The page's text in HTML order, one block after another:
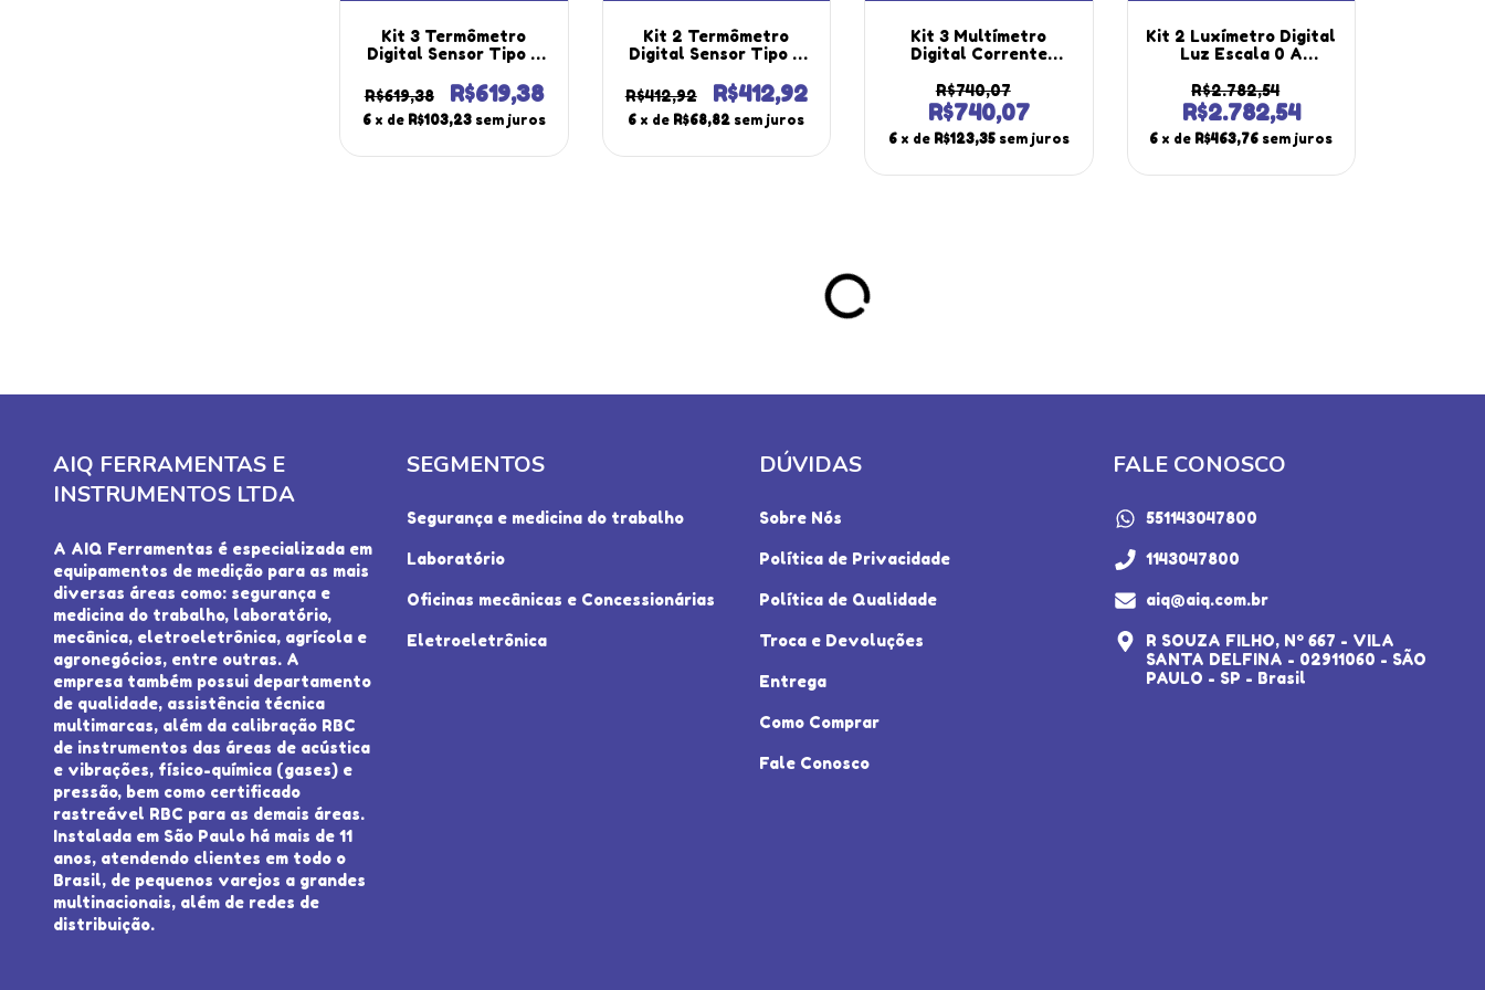
Kit 3 Termômetro
Digital Sensor Tipo K
Líquidos Datalogger
Hold Máx Mín Th-1600
Portátil Instrutherm
R$619,38 R$619,38
6 x de R$103,23 sem juros
Kit 2 Termômetro
Digital Sensor Tipo K
Líquidos Datalogger
Hold Máx Mín Th-1600
Portátil Instrutherm
R$412,92 R$412,92
6 x de R$68,82 sem juros
Kit 3 Multímetro
Digital Corrente
Capacitância Diodo
Continuidade Rms Md-
800 Portátil
Instrutherm
R$740,07
R$740,07
6 x de R$123,35 sem juros
Kit 2 Luxímetro Digital
Luz Escala 0 A
Dados Pico Hold Usb
Software Ld-900
Portátil Instrutherm
R$2.782,54
R$2.782,54
6 x de R$463,76 sem juros
AIQ FERRAMENTAS E
INSTRUMENTOS LTDA
A AIQ Ferramentas é especializada em
equipamentos de medição para as mais
diversas áreas como: segurança e
medicina do trabalho, laboratório,
mecânica, eletroeletrônica, agrícola e
agronegócios, entre outras. A
empresa também possui departamento
de qualidade, assistência técnica
multimarcas, além da calibração RBC
de instrumentos das áreas de acústica
e vibrações, físico-química (gases) e
pressão, bem como certificado
rastreável RBC para as demais áreas.
Instalada em São Paulo há mais de 11
anos, atendendo clientes em todo o
Brasil, de pequenos varejos a grandes
multinacionais, além de redes de
distribuição.
SEGMENTOS
Segurança e medicina do trabalho
Laboratório
Oficinas mecânicas e Concessionárias
Eletroeletrônica
DÚVIDAS
Sobre Nós
Política de Privacidade
Política de Qualidade
Troca e Devoluções
Entrega
Como Comprar
Fale Conosco
FALE CONOSCO
551143047800
1143047800
aiq@aiq.com.br
R SOUZA FILHO, Nº 667 - VILA
SANTA DELFINA - 02911060 - SÃO
PAULO - SP - Brasil